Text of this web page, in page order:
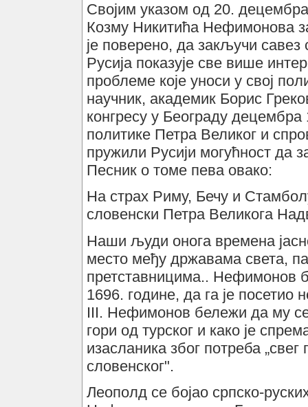
Својим указом од 20.
Козму Никитића Нефимонова
је поверено, да закључи
Русија показује све више
проблеме које уноси у свој
научник, академик Борис
конгресу у Београду
политике Петра Великог и
пружили Русији могућност да
Песник о томе пева овако:
На страх Риму, Бечу и
словенски Петра Великога
Наши људи онога времена
место међу државама света,
претставницима.. Нефимонов
1696. године, да га је посетио
III. Нефимонов бележи да му се
гори од турског и како је
изасланика због потреба
словенског".
Леополд се бојао српско-